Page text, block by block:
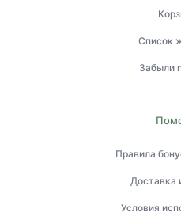
Список
Забыли
Правила
Доставка
Условия